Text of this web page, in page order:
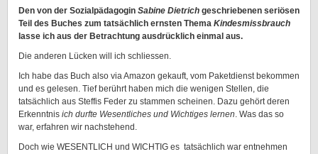
Den von der Sozialpädagogin Sabine Dietrich geschriebenen seriösen
Teil des Buches zum tatsächlich ernsten Thema Kindesmissbrauch
lasse ich aus der Betrachtung ausdrücklich einmal aus.
Die anderen Lücken will ich schliessen.
Ich habe das Buch also via Amazon gekauft, vom Paketdienst bekommen
und es gelesen. Tief berührt haben mich die wenigen Stellen, die
tatsächlich aus Steffis Feder zu stammen scheinen. Dazu gehört deren
Erkenntnis ich durfte Wesentliches und Wichtiges lernen. Was das so
war, erfahren wir nachstehend.
Doch wie WESENTLICH und WICHTIG es tatsächlich war entnehmen